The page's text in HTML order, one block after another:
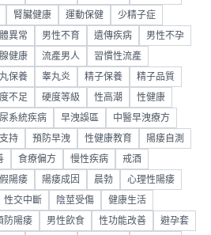
腎臟健康 運動保健 少精子症
異常 男性不育 遺傳疾病 男性不孕
健康 流產男人 習慣性流產
保養 睾丸炎 精子保養 精子品質
不足 硬度等級 性高潮 性健康
系統疾病 早洩誤區 中醫早洩療方
持 預防早洩 性健康教育 陽痿自測
食療偏方 慢性疾病 戒酒
假陽痿 陽痿成因 晨勃 心理性陽痿
性交中斷 陰莖受傷 健康生活
防陽痿 男性飲食 性功能改善 避孕套